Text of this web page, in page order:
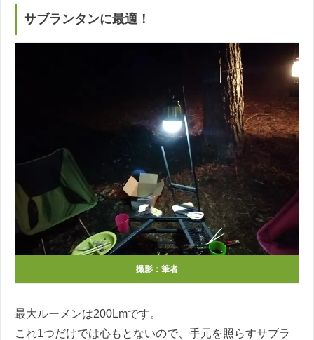
サブランタンに最適！
撮影：筆者
最大ルーメンは200Lmです。
これ1つだけでは心もとないので、手元を照らすサブラ